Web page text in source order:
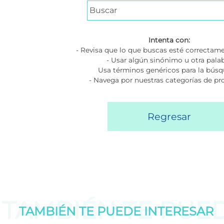
Intenta con:
- Revisa que lo que buscas esté
- Usar algún sinónimo u otra
Usa términos genéricos para la
- Navega por nuestras categorías de
Regresar
TAMBIÉN TE
TAMBIÉN TE PUEDE INTERESAR